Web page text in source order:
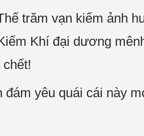
trăm vạn kiếm ảnh
Khí đại dương
đám yêu quái cái này